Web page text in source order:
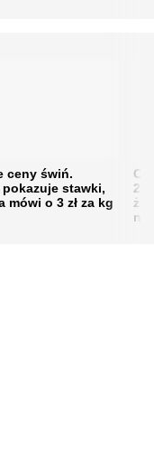
ceny świń.
stawki,
mówi o 3 zł za kg